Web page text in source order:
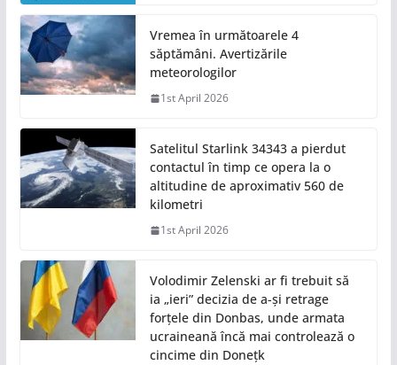
Vremea în următoarele 4
săptămâni. Avertizările
meteorologilor
1st April 2026
Satelitul Starlink 34343 a pierdut
contactul în timp ce opera la o
altitudine de aproximativ 560 de
kilometri
1st April 2026
Volodimir Zelenski ar fi trebuit să
ia „ieri” decizia de a-și retrage
forțele din Donbas, unde armata
ucraineană încă mai controlează o
cincime din Donețk